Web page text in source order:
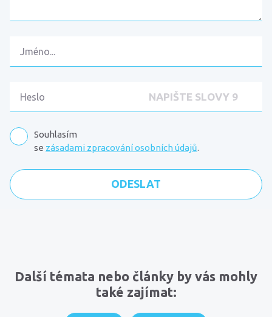
Souhlasím
se zásadami zpracování osobních údajů.
Další témata nebo články by vás mohly
také zajímat: